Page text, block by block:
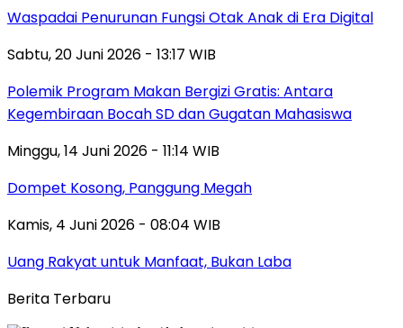
Waspadai Penurunan Fungsi Otak Anak di Era Digital
Sabtu, 20 Juni 2026 - 13:17 WIB
Polemik Program Makan Bergizi Gratis: Antara
Kegembiraan Bocah SD dan Gugatan Mahasiswa
Minggu, 14 Juni 2026 - 11:14 WIB
Dompet Kosong, Panggung Megah
Kamis, 4 Juni 2026 - 08:04 WIB
Uang Rakyat untuk Manfaat, Bukan Laba
Berita Terbaru